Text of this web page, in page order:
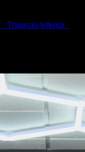
Trapecio Inferior ∙